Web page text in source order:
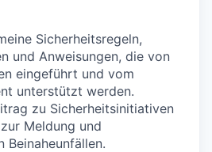
Sicherheitsregeln,
und Anweisungen, die von
eingeführt und vom
unterstützt werden.
zu Sicherheitsinitiativen
Meldung und
Beinaheunfällen.